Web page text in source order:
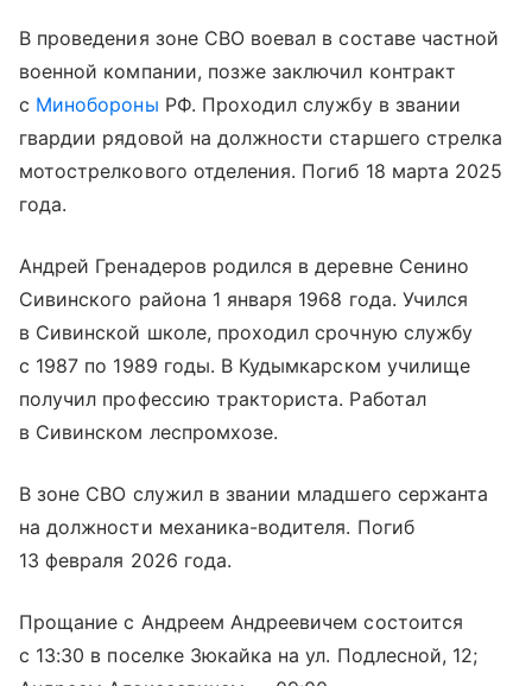
В проведения зоне СВО воевал в составе частной
военной компании, позже заключил контракт
с Минобороны РФ. Проходил службу в звании
гвардии рядовой на должности старшего стрелка
мотострелкового отделения. Погиб 18 марта 2025
года.
Андрей Гренадеров родился в деревне Сенино
Сивинского района 1 января 1968 года. Учился
в Сивинской школе, проходил срочную службу
с 1987 по 1989 годы. В Кудымкарском училище
получил профессию тракториста. Работал
в Сивинском леспромхозе.
В зоне СВО служил в звании младшего сержанта
на должности механика-водителя. Погиб
13 февраля 2026 года.
Прощание с Андреем Андреевичем состоится
с 13:30 в поселке Зюкайка на ул. Подлесной, 12;